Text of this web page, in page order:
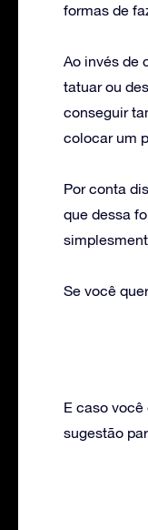
formas de
Ao invés de
tatuar ou
conseguir
colocar um
Por conta
que dessa
Se você
E caso
sugestão